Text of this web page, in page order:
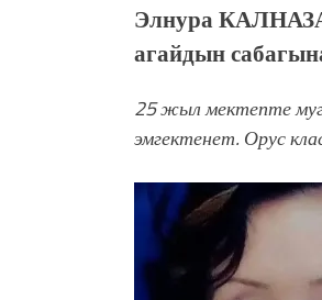
Элнура
агайдын
25 жыл мектепте
эмгектенет. Орус